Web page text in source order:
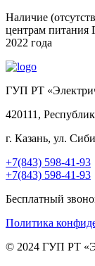
Наличие
центрам питания
2022 года
ГУП РТ
420111,
г. Казань, ул.
+7(843) 598-41-93
+7(843) 598-41-93
Бесплатный
Политика
© 2024 ГУП РТ